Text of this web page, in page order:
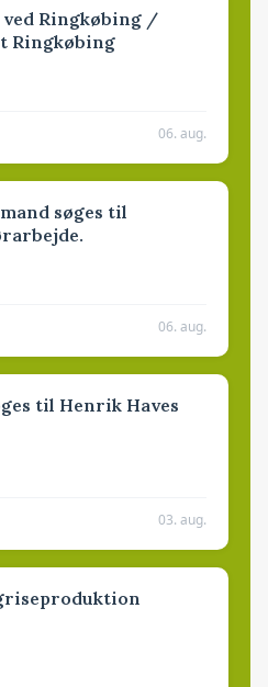
ved Ringkøbing /
Ringkøbing
06. aug.
søges til
06. aug.
til Henrik Haves
03. aug.